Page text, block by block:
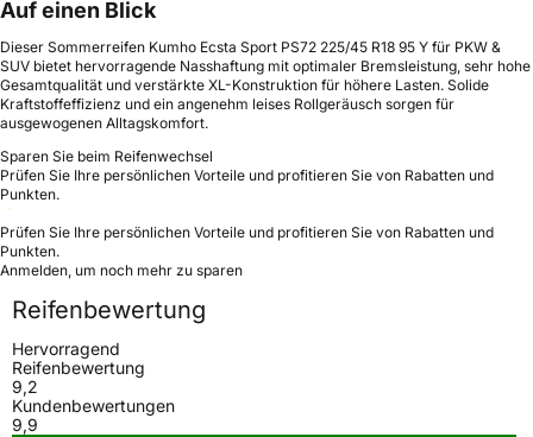
Auf einen Blick
Dieser Sommerreifen Kumho Ecsta Sport PS72 225/45 R18 95 Y für PKW &
SUV bietet hervorragende Nasshaftung mit optimaler Bremsleistung, sehr hohe
Gesamtqualität und verstärkte XL-Konstruktion für höhere Lasten. Solide
Kraftstoffeffizienz und ein angenehm leises Rollgeräusch sorgen für
ausgewogenen Alltagskomfort.
Sparen Sie beim Reifenwechsel
Prüfen Sie Ihre persönlichen Vorteile und profitieren Sie von Rabatten und
Punkten.
Prüfen Sie Ihre persönlichen Vorteile und profitieren Sie von Rabatten und
Punkten.
Anmelden, um noch mehr zu sparen
Reifenbewertung
Hervorragend
Reifenbewertung
9,2
Kundenbewertungen
9,9